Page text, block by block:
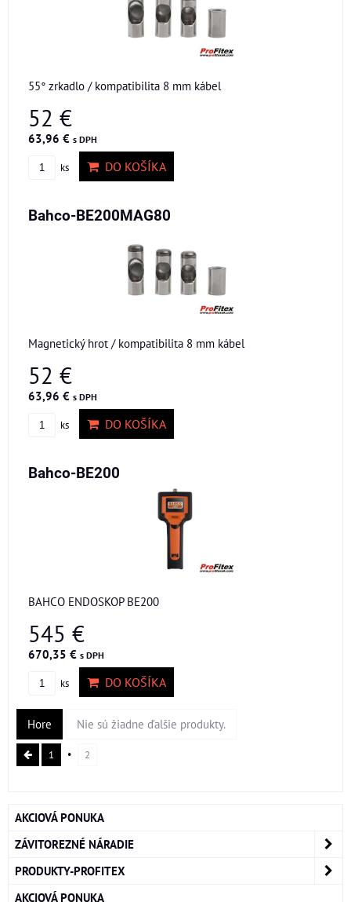
55° zrkadlo / kompatibilita 8 mm kábel
52 €
63,96 € s DPH
ks DO KOŠÍKA
Bahco-BE200MAG80
Magnetický hrot / kompatibilita 8 mm kábel
52 €
63,96 € s DPH
ks DO KOŠÍKA
Bahco-BE200
BAHCO ENDOSKOP BE200
545 €
670,35 € s DPH
ks DO KOŠÍKA
Hore Nie sú žiadne ďalšie produkty.
1 2
AKCIOVÁ PONUKA
ZÁVITOREZNÉ NÁRADIE
PRODUKTY-PROFITEX
AKCIOVÁ PONUKA